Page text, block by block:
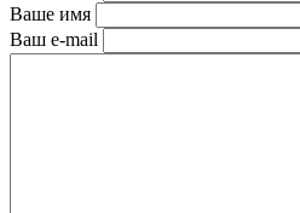
Ваше имя
Ваш e-mail